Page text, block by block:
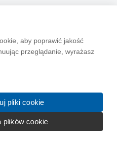
aby poprawić jakość
przeglądanie, wyrażasz
pliki cookie
plików cookie